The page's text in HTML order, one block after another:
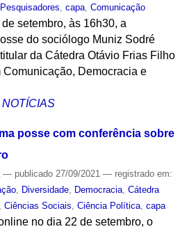
Pesquisadores, capa, Comunicação
setembro, às 16h30, a
do sociólogo Muniz Sodré
da Cátedra Otávio Frias Filho
Comunicação, Democracia e
NOTÍCIAS
posse com conferência sobre
— publicado27/09/2021 — registrado em:
, Diversidade, Democracia, Cátedra
Ciências Sociais, Ciência Política, capa
no dia 22 de setembro, o